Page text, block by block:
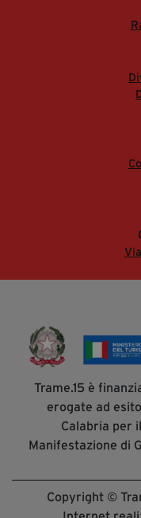
Trame.15 è
erogate ad
Calabria per
Manifestazione di
Copyright ©